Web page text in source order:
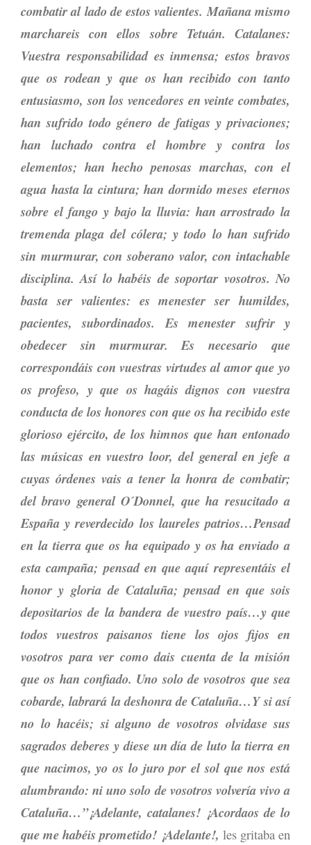
combatir al lado de estos valientes. Mañana mismo
marchareis con ellos sobre Tetuán. Catalanes:
Vuestra responsabilidad es inmensa; estos bravos
que os rodean y que os han recibido con tanto
entusiasmo, son los vencedores en veinte combates,
han sufrido todo género de fatigas y privaciones;
han luchado contra el hombre y contra los
elementos; han hecho penosas marchas, con el
agua hasta la cintura; han dormido meses eternos
sobre el fango y bajo la lluvia: han arrostrado la
tremenda plaga del cólera; y todo lo han sufrido
sin murmurar, con soberano valor, con intachable
disciplina. Así lo habéis de soportar vosotros. No
basta ser valientes: es menester ser humildes,
pacientes, subordinados. Es menester sufrir y
obedecer sin murmurar. Es necesario que
correspondáis con vuestras virtudes al amor que yo
os profeso, y que os hagáis dignos con vuestra
conducta de los honores con que os ha recibido este
glorioso ejército, de los himnos que han entonado
las músicas en vuestro loor, del general en jefe a
cuyas órdenes vais a tener la honra de combatir;
del bravo general O´Donnel, que ha resucitado a
España y reverdecido los laureles patrios…Pensad
en la tierra que os ha equipado y os ha enviado a
esta campaña; pensad en que aquí representáis el
honor y gloria de Cataluña; pensad en que sois
depositarios de la bandera de vuestro país…y que
todos vuestros paisanos tiene los ojos fijos en
vosotros para ver como dais cuenta de la misión
que os han confiado. Uno solo de vosotros que sea
cobarde, labrará la deshonra de Cataluña…Y si así
no lo hacéis; si alguno de vosotros olvidase sus
sagrados deberes y diese un día de luto la tierra en
que nacimos, yo os lo juro por el sol que nos está
alumbrando: ni uno solo de vosotros volvería vivo a
Cataluña…”¡Adelante, catalanes! ¡Acordaos de lo
que me habéis prometido! ¡Adelante!, les gritaba en